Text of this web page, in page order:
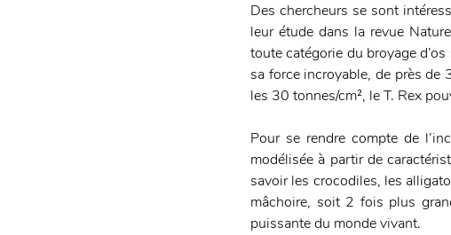
Des chercheurs se sont
leur étude dans la revue
toute catégorie du broyage
sa force incroyable, de près de
les 30 tonnes/cm², le T. Rex
Pour se rendre compte de
modélisée à partir de
savoir les crocodiles, les
mâchoire, soit 2 fois plus
puissante du monde vivant.